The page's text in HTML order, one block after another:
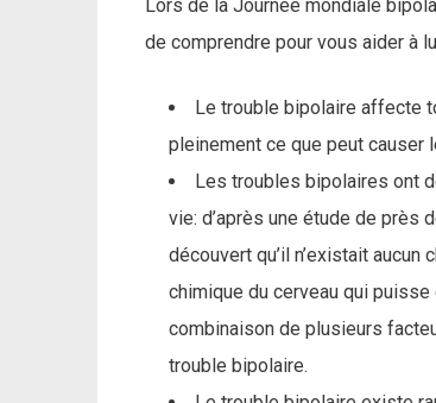
Lors de la Journée mondiale
de comprendre pour vous aider à
Le trouble bipolaire affecte
pleinement ce que peut causer
Les troubles bipolaires ont
vie: d’après une étude de près
découvert qu’il n’existait
chimique du cerveau qui
combinaison de plusieurs
trouble bipolaire.